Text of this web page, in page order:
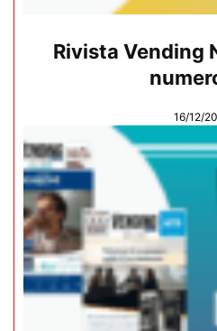
Rivista Vending
16/12/